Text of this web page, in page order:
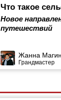
Что такое
Новое
путешествий
Жанна
Грандмастер